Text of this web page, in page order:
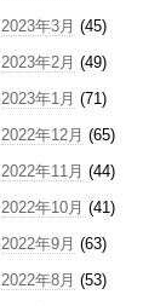
2023年3月 (45)
2023年2月 (49)
2023年1月 (71)
2022年12月 (65)
2022年11月 (44)
2022年10月 (41)
2022年9月 (63)
2022年8月 (53)